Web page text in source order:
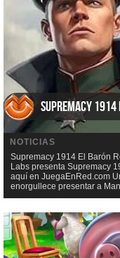
Supremacy
NOTICIAS
Supremacy 1914 El Barón
Labs presenta Supremacy
aquí en JuegaEnRed.com
enorgullece presentar a